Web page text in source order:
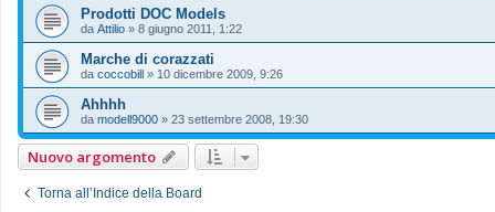
Prodotti DOC Models
da Attilio » 8 giugno 2011, 1:22
Marche di corazzati
da coccobill » 10 dicembre 2009, 9:26
Ahhhh
da modell9000 » 23 settembre 2008, 19:30
Nuovo argomento
Torna all’Indice della Board